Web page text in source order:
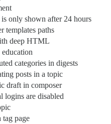
only shown after 24 hours
templates paths
deep HTML
education
categories in digests
posts in a topic
draft in composer
logins are disabled
page